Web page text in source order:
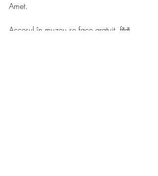
Amet.
Accesul în muzeu se face gratuit, fără